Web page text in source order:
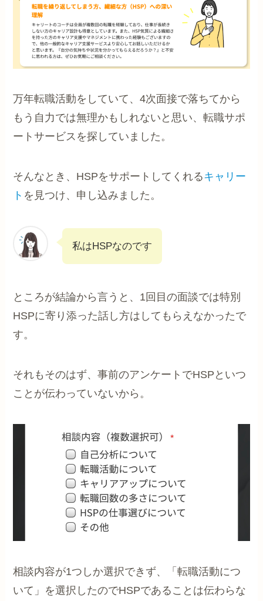
万年転職活動をしていて、4次面接で落ちてから
もう自力では無理かもしれないと思い、転職サポ
ートサービスを探していました。
そんなとき、HSPをサポートしてくれるキャリー
ト を見つけ、申し込みました。
私はHSPなのです
ところが結論から言うと、1回目の面談では特別
HSPに寄り添った話し方はしてもらえなかったで
す。
それもそのはず、事前のアンケートでHSPといつ
ことが伝わっていないから。
相談内容が1つしか選択できず、「転職活動につ
いて」を選択したのでHSPであることは伝わらな